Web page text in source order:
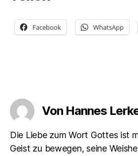
Facebook WhatsApp
Von Hannes
Die Liebe zum Wort Gottes ist
Geist zu bewegen, seine